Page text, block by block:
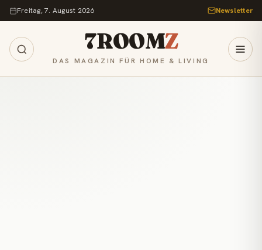
Zum Inhalt springen
Freitag, 7. August 2026 Newsletter
7ROOMZ
DAS MAGAZIN FÜR HOME & LIVING